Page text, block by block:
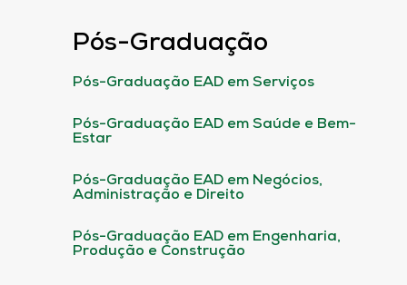
Pós-Graduação
Pós-Graduação EAD em Serviços
Pós-Graduação EAD em Saúde e Bem-
Estar
Pós-Graduação EAD em Negócios,
Administração e Direito
Pós-Graduação EAD em Engenharia,
Produção e Construção